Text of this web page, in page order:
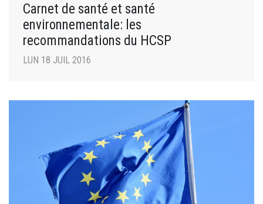
Carnet de santé et santé
environnementale: les
recommandations du HCSP
LUN 18 JUIL 2016